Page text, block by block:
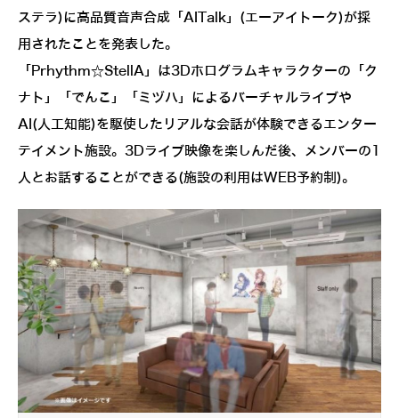
ステラ)に高品質音声合成「AITalk」(エーアイトーク)が採
用されたことを発表した。
「Prhythm☆StellA」は3Dホログラムキャラクターの「ク
ナト」「でんこ」「ミヅハ」によるバーチャルライブや
AI(人工知能)を駆使したリアルな会話が体験できるエンター
テイメント施設。3Dライブ映像を楽しんだ後、メンバーの1
人とお話することができる(施設の利用はWEB予約制)。